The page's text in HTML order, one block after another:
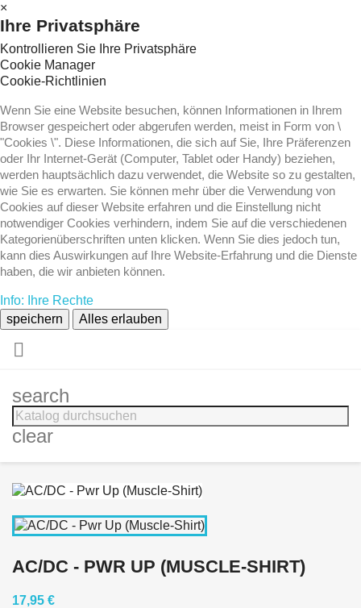
×
Ihre Privatsphäre
Kontrollieren Sie Ihre Privatsphäre
Cookie Manager
Cookie-Richtlinien
Wenn Sie eine Website besuchen, können Informationen in Ihrem
Browser gespeichert oder abgerufen werden, meist in Form von \
"Cookies \". Diese Informationen, die sich auf Sie, Ihre Präferenzen
oder Ihr Internet-Gerät (Computer, Tablet oder Handy) beziehen,
werden hauptsächlich dazu verwendet, die Website so zu gestalten,
wie Sie es erwarten. Sie können mehr über die Verwendung von
Cookies auf dieser Website erfahren und die Einstellung nicht
notwendiger Cookies verhindern, indem Sie auf die verschiedenen
Kategorienüberschriften unten klicken. Wenn Sie dies jedoch tun,
kann dies Auswirkungen auf Ihre Website-Erfahrung und die Dienste
haben, die wir anbieten können.
Info: Ihre Rechte
speichern
Alles erlauben

search
clear
AC/DC - PWR UP (MUSCLE-SHIRT)
17,95 €